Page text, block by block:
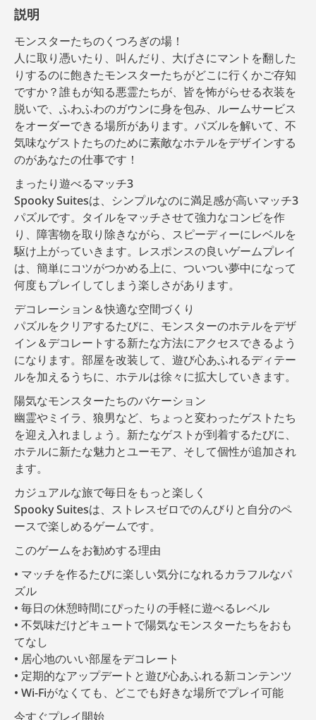
説明
モンスターたちのくつろぎの場！
人に取り憑いたり、叫んだり、大げさにマントを翻した
りするのに飽きたモンスターたちがどこに行くかご存知
ですか？誰もが知る悪霊たちが、皆を怖がらせる衣装を
脱いで、ふわふわのガウンに身を包み、ルームサービス
をオーダーできる場所があります。パズルを解いて、不
気味なゲストたちのために素敵なホテルをデザインする
のがあなたの仕事です！
まったり遊べるマッチ3
Spooky Suitesは、シンプルなのに満足感が高いマッチ3
パズルです。タイルをマッチさせて強力なコンビを作
り、障害物を取り除きながら、スピーディーにレベルを
駆け上がっていきます。レスポンスの良いゲームプレイ
は、簡単にコツがつかめる上に、ついつい夢中になって
何度もプレイしてしまう楽しさがあります。
デコレーション＆快適な空間づくり
パズルをクリアするたびに、モンスターのホテルをデザ
イン＆デコレートする新たな方法にアクセスできるよう
になります。部屋を改装して、遊び心あふれるディテー
ルを加えるうちに、ホテルは徐々に拡大していきます。
陽気なモンスターたちのバケーション
幽霊やミイラ、狼男など、ちょっと変わったゲストたち
を迎え入れましょう。新たなゲストが到着するたびに、
ホテルに新たな魅力とユーモア、そして個性が追加され
ます。
カジュアルな旅で毎日をもっと楽しく
Spooky Suitesは、ストレスゼロでのんびりと自分のペ
ースで楽しめるゲームです。
このゲームをお勧めする理由
マッチを作るたびに楽しい気分になれるカラフルなパ
ズル
毎日の休憩時間にぴったりの手軽に遊べるレベル
不気味だけどキュートで陽気なモンスターたちをおも
てなし
居心地のいい部屋をデコレート
定期的なアップデートと遊び心あふれる新コンテンツ
Wi-Fiがなくても、どこでも好きな場所でプレイ可能
今すぐプレイ開始